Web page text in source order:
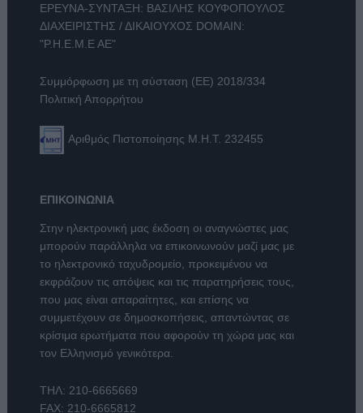
ΕΡΕΥΝΑ-ΣΥΝΤΑΞΗ: ΒΑΣΙΛΗΣ ΚΟΥΦΟΠΟΥΛΟΣ
ΔΙΑΧΕΙΡΙΣΤΗΣ / ΔΙΚΑΙΟΥΧΟΣ DOMAIN:
"Ρ.Η.Ε.Μ.Ε ΑΕ"
Συμμόρφωση με τη σύσταση (ΕΕ) 2018/334
Πολιτική Απορρήτου
Αριθμός Πιστοποίησης Μ.Η.Τ. 232455
ΕΠΙΚΟΙΝΩΝΙΑ
Στην ηλεκτρονική μας έκδοση οι αναγνώστες μας
μπορούν παράλληλα να επικοινωνούν μαζί μας με
το ηλεκτρονικό ταχυδρομείο, προκειμένου να
εκφράζουν τις απόψεις και τις παρατηρήσεις τους,
που μας είναι απαραίτητες, και επίσης να
συμμετέχουν σε δημοσκοπήσεις, απαντώντας σε
κρίσιμα ερωτήματα που αφορούν τη χώρα μας και
τον Ελληνισμό γενικότερα.
ΤΗΛ: 210-6665669
FAX: 210-6665812